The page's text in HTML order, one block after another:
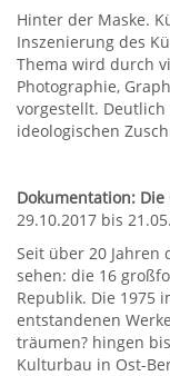
Hinter der Maske.
Inszenierung des
Thema wird durch
Photographie,
vorgestellt.
ideologischen
Dokumentation:
29.10.2017 bis
Seit über 20 Jahren
sehen: die 16
Republik. Die 1975
entstandenen
träumen? hingen
Kulturbau in Ost-